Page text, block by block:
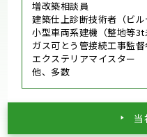
増改築相談員
建築仕上診断技術者（ビル
小型車両系建機（整地等3t
ガス可とう管接続工事監督
エクステリアマイスター
他、多数
当